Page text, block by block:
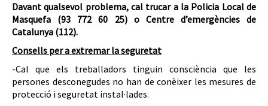
Davant qualsevol problema, cal trucar a la Policia Local de
Masquefa (93 772 60 25) o Centre d’emergències de
Catalunya (112).
Consells per a extremar la seguretat
-Cal que els treballadors tinguin consciència que les
persones desconegudes no han de conèixer les mesures de
protecció i seguretat instal·lades.